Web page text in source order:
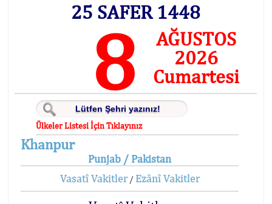
25 SAFER 1448
8
AĞUSTOS
2026
Cumartesi
Ülkeler Listesi İçin Tıklayınız
Khanpur
Punjab / Pakistan
Vasatî Vakitler/ Ezânî Vakitler